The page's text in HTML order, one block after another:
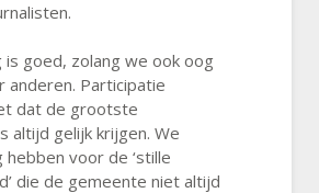
is goed, zolang we ook oog
anderen. Participatie
dat de grootste
altijd gelijk krijgen. We
voor de ‘stille
die de gemeente niet altijd